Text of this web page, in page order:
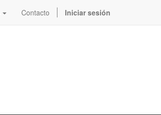
Contacto Iniciar sesión